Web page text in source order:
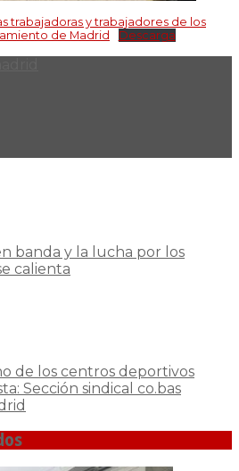
trabajadoras y trabajadores de los
de Madrid
Descarga
banda y la lucha por los
calienta
de los centros deportivos
Sección sindical co.bas